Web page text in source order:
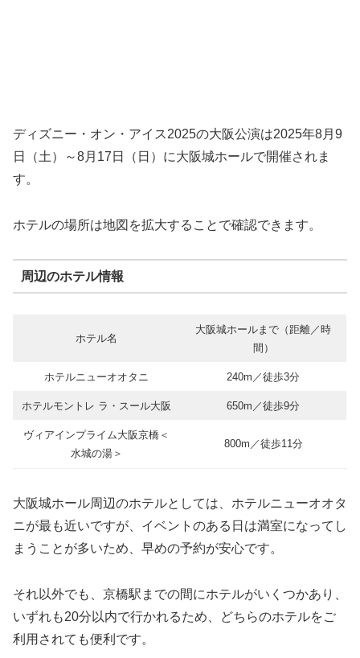
ディズニー・オン・アイス2025の大阪公演は2025年8月9
日（土）～8月17日（日）に大阪城ホールで開催されま
す。
ホテルの場所は地図を拡大することで確認できます。
周辺のホテル情報
ホテル名
大阪城ホールまで（距離／時
間）
ホテルニューオオタニ 240m／徒歩3分
ホテルモントレ ラ・スール大阪 650m／徒歩9分
ヴィアインプライム大阪京橋＜
水城の湯＞
800m／徒歩11分
大阪城ホール周辺のホテルとしては、ホテルニューオオタ
ニが最も近いですが、イベントのある日は満室になってし
まうことが多いため、早めの予約が安心です。
それ以外でも、京橋駅までの間にホテルがいくつかあり、
いずれも20分以内で行かれるため、どちらのホテルをご
利用されても便利です。